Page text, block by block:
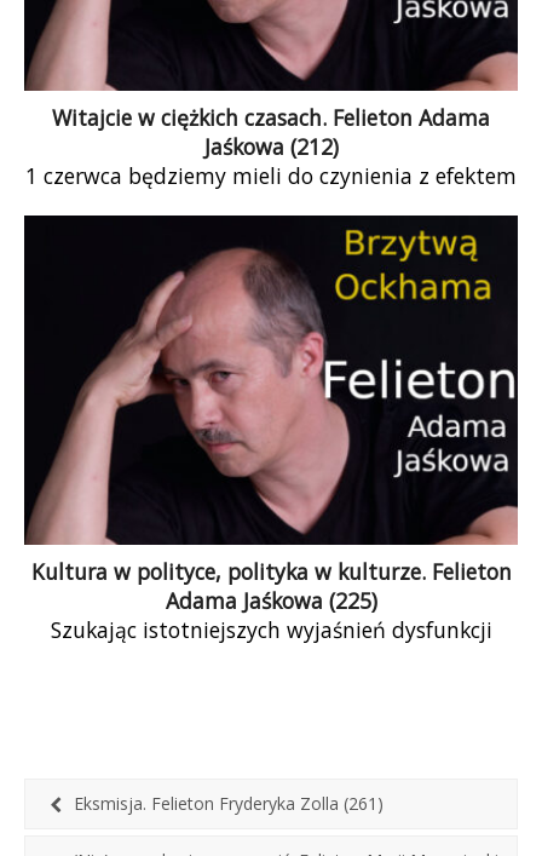
Witajcie w ciężkich czasach. Felieton Adama
Jaśkowa (212)
1 czerwca będziemy mieli do czynienia z efektem
zlokalizować 10 czy 15 lat temu, a może i
wcześniej, w trakcie samej transformacji. W
końcu Mentzen najbardziej popularny jest w
grupie 29–39 lat, czyli dzieci III RP, dla których
PRL był tylko czarną legendą, a Balcerowicz
wiarą, nadzieją i… sukcesem.
Kultura w polityce, polityka w kulturze. Felieton
Adama Jaśkowa (225)
Szukając istotniejszych wyjaśnień dysfunkcji
pojedynczych wyborców, a raczej polityczną
Eksmisja. Felieton Fryderyka Zolla (261)